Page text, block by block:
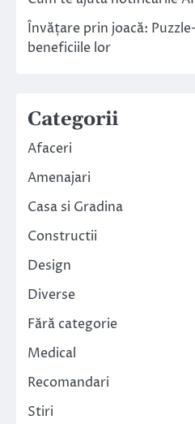
Învățare prin joacă:
beneficiile lor
Categorii
Afaceri
Amenajari
Casa si Gradina
Constructii
Design
Diverse
Fără categorie
Medical
Recomandari
Stiri